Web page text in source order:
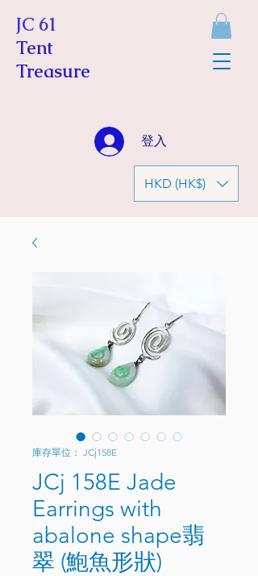
JC 61
Tent
Treasure
登入
HKD (HK$)
庫存單位： JCj158E
JCj 158E Jade
Earrings with
abalone shape翡
翠 (鮑魚形狀)